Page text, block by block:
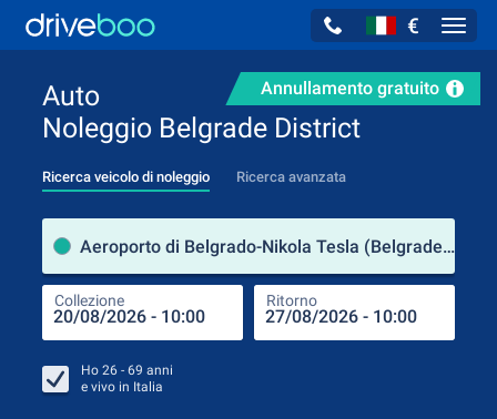
€
Annullamento gratuito
Auto
Noleggio Belgrade District
Ricerca veicolo di noleggio Ricerca avanzata
Aeroporto di Belgrado-Nikola Tesla (Belgrade District / Serbia)
Collezione Ritorno
Ho 26 - 69 anni
e vivo in Italia